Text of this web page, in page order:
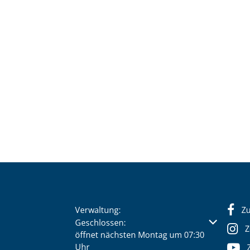
Verwaltung:
Klicken, um weitere Öffnungs- oder
Geschlossen:
öffnet nächsten Montag um 07:30
Uhr